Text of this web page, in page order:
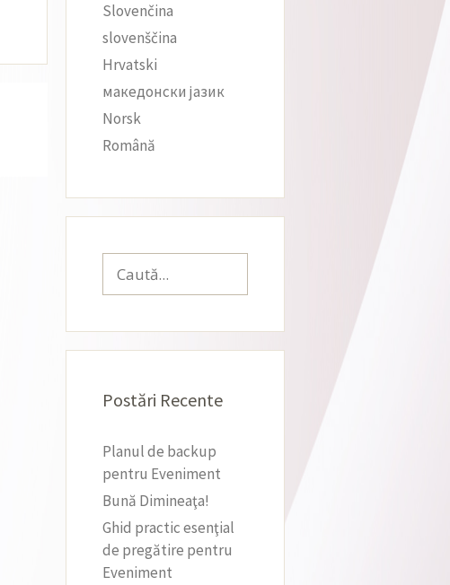
Slovenčina
slovenščina
Hrvatski
македонски јазик
Norsk
Română
după:
Postări Recente
Planul de backup
pentru Eveniment
Bună Dimineaţa!
Ghid practic esenţial
de pregătire pentru
Eveniment